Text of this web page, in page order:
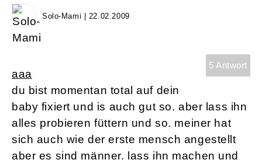
Solo-Mami | 22.02.2009
5 Antwort
aaa
du bist momentan total auf dein
baby fixiert und is auch gut so. aber lass ihn
alles probieren füttern und so. meiner hat
sich auch wie der erste mensch angestellt
aber es sind männer. lass ihn machen und